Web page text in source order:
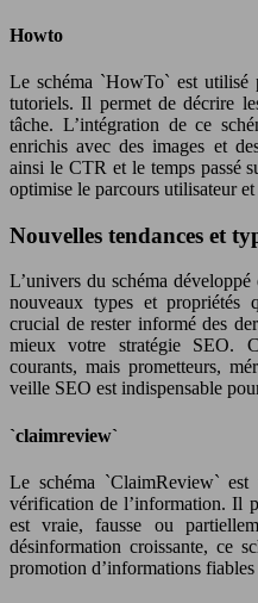
Howto
Le schéma `HowTo` est utilisé
tutoriels. Il permet de décrire
tâche. L’intégration de ce
enrichis avec des images et
ainsi le CTR et le temps passé
optimise le parcours utilisateur
Nouvelles tendances et
L’univers du schéma
nouveaux types et propriétés
crucial de rester informé des
mieux votre stratégie SEO.
courants, mais prometteurs,
veille SEO est indispensable
`claimreview`
Le schéma `ClaimReview`
vérification de l’information. Il
est vraie, fausse ou
désinformation croissante, ce
promotion d’informations fiables